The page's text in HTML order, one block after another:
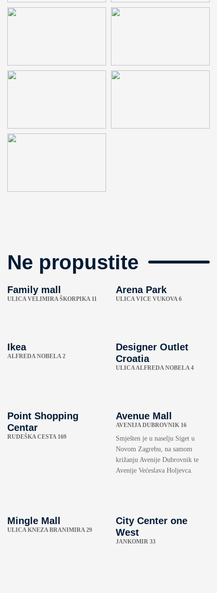
Ne propustite
Family mall
ULICA VELIMIRA ŠKORPIKA 11
Arena Park
ULICA VICE VUKOVA 6
Ikea
ALFREDA NOBELA 2
Designer Outlet
Croatia
ULICA ALFREDA NOBELA 4
Point Shopping
Centar
RUDEŠKA CESTA 169
Avenue Mall
AVENIJA DUBROVNIK 16
Smješten je u naselju Siget u
Novom Zagrebu, na samom
križanju Avenije Dubrovnik te
Avenije Većeslava Holjevca.
Mingle Mall
ULICA KNEZA BRANIMIRA 29
City Center one
West
JANKOMIR 33